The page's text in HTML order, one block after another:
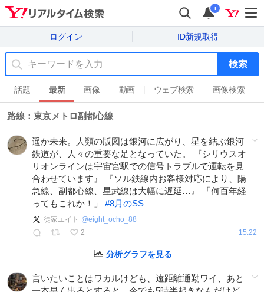
i
ログイン ID新規取得
検索
話題 最新 画像 動画 ウェブ検索 画像検索
路線：東京メトロ副都心線
遥か未来。人類の版図は銀河に広がり、星を結ぶ銀河
鉄道が、人々の重要な足となっていた。 『シリウスオ
リオンラインは宇宙宮駅での信号トラブルで運転を見
合わせています』 『ソル鉄線内お客様対応により、陽
急線、副都心線、星武線は大幅に遅延…』 「何百年経
ってもこれか！」 #8月のSS
徒家エイト @eight_ocho_88
2
15:22
分析グラフを見る
言いたいことはワカルけども、遠距離通勤ワイ、あと